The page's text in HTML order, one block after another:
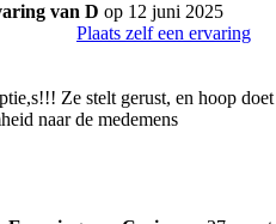
van D op 12 juni 2025
Plaats zelf een ervaring
Ze stelt gerust, en hoop
naar de medemens